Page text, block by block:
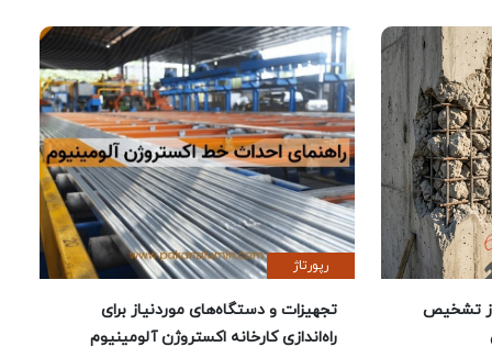
تشخیص
رپورتاژ
تجهیزات و دستگاه‌های موردنیاز برای
راه‌اندازی کارخانه اکستروژن آلومینیوم